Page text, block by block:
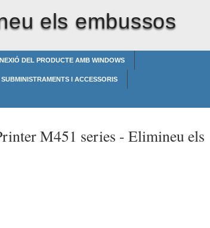
els embussos
DEL PRODUCTE AMB WINDOWS
SUBMINISTRAMENTS I ACCESSORIS
M451 series - Elimineu els